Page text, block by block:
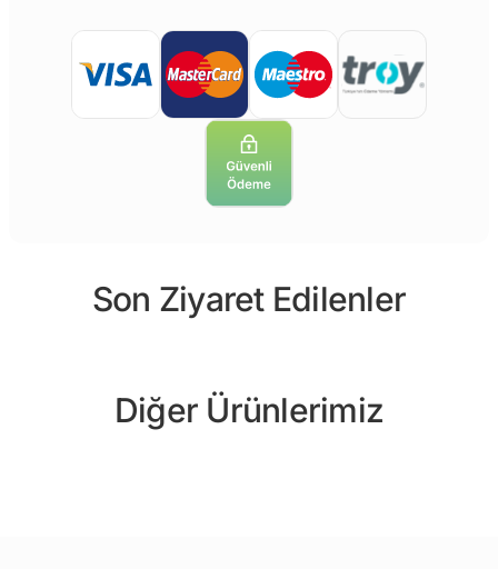
Son Ziyaret Edilenler
Diğer Ürünlerimiz